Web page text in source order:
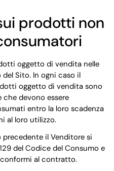
prodotti non
oggetto di vendita nelle
Sito. In ogni caso il
oggetto di vendita sono
devono essere
entro la loro scadenza
al loro utilizzo.
il Venditore si
del Codice del Consumo e
al contratto.